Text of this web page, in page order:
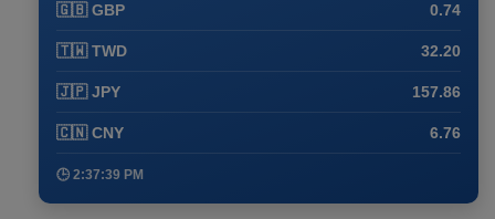
🇬🇧 GBP 0.74
🇹🇼 TWD 32.20
🇯🇵 JPY 157.86
🇨🇳 CNY 6.76
🕒 2:37:39 PM